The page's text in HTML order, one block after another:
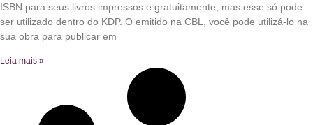
ISBN para seus livros impressos e gratuitamente, mas esse só pode
ser utilizado dentro do KDP. O emitido na CBL, você pode utilizá-lo na
sua obra para publicar em
Leia mais »